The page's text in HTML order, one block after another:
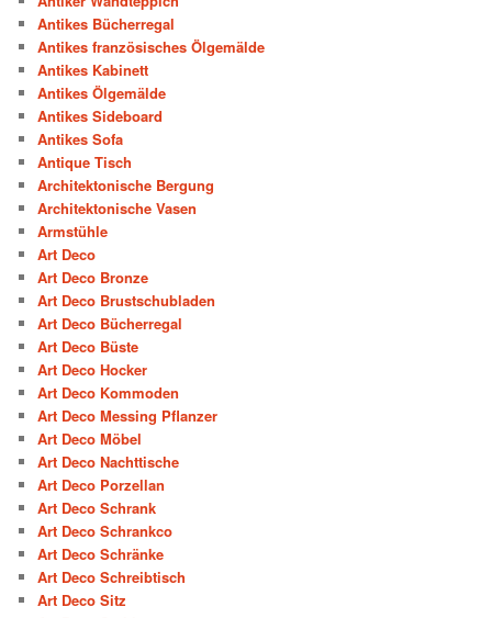
Antikes Bücherregal
Antikes französisches Ölgemälde
Antikes Kabinett
Antikes Ölgemälde
Antikes Sideboard
Antikes Sofa
Antique Tisch
Architektonische Bergung
Architektonische Vasen
Armstühle
Art Deco
Art Deco Bronze
Art Deco Brustschubladen
Art Deco Bücherregal
Art Deco Büste
Art Deco Hocker
Art Deco Kommoden
Art Deco Messing Pflanzer
Art Deco Möbel
Art Deco Nachttische
Art Deco Porzellan
Art Deco Schrank
Art Deco Schrankco
Art Deco Schränke
Art Deco Schreibtisch
Art Deco Sitz